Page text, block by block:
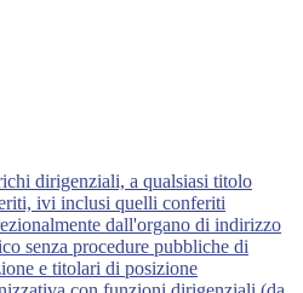
dirigenziali, a qualsiasi titolo
ivi inclusi quelli conferiti
dall'organo di indirizzo
senza procedure pubbliche di
e titolari di posizione